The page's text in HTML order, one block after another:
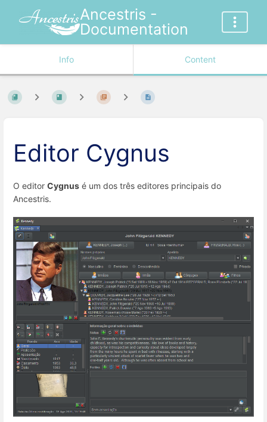
Ancestris -
Documentation
Info Content
Editor Cygnus
O editor Cygnus é um dos três editores principais do
Ancestris.